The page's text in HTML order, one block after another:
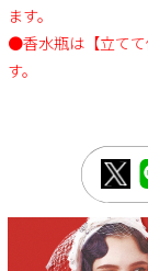
ます。
●香水瓶は【立てて
す。